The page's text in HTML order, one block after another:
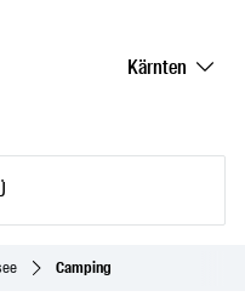
Kärnten
Camping